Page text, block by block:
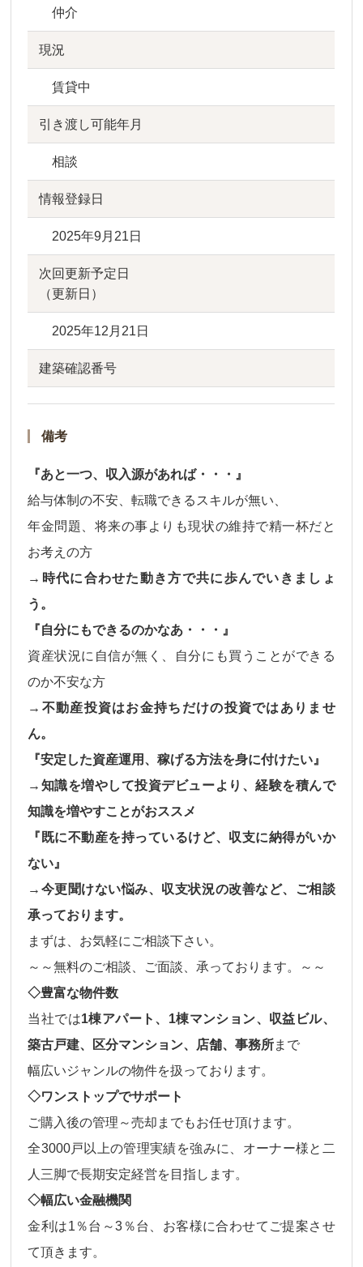
仲介
現況
賃貸中
引き渡し可能年月
相談
情報登録日
2025年9月21日
次回更新予定日
（更新日）
2025年12月21日
建築確認番号
備考
『あと一つ、収入源があれば・・・』
給与体制の不安、転職できるスキルが無い、
年金問題、将来の事よりも現状の維持で精一杯だと
お考えの方
→時代に合わせた動き方で共に歩んでいきましょ
う。
『自分にもできるのかなあ・・・』
資産状況に自信が無く、自分にも買うことができる
のか不安な方
→不動産投資はお金持ちだけの投資ではありませ
ん。
『安定した資産運用、稼げる方法を身に付けたい』
→知識を増やして投資デビューより、経験を積んで
知識を増やすことがおススメ
『既に不動産を持っているけど、収支に納得がいか
ない』
→今更聞けない悩み、収支状況の改善など、ご相談
承っております。
まずは、お気軽にご相談下さい。
～～無料のご相談、ご面談、承っております。～～
◇豊富な物件数
当社では1棟アパート、1棟マンション、収益ビル、
築古戸建、区分マンション、店舗、事務所まで
幅広いジャンルの物件を扱っております。
◇ワンストップでサポート
ご購入後の管理～売却 までもお任せ頂けます。
全3000戸以上の管理実績を強みに、オーナー様と二
人三脚で長期安定経営を目指します。
◇幅広い金融機関
金利は1％台～3％台、 お客様に合わせてご提案させ
て頂きます。